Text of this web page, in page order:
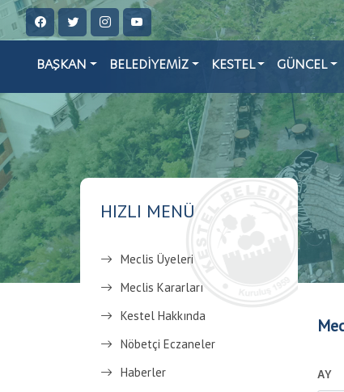
BAŞKAN BELEDİYEMİZ KESTEL GÜNCEL
HIZLI MENÜ
Meclis Üyeleri
Meclis Kararları
Kestel Hakkında
Nöbetçi Eczaneler
Haberler
AY